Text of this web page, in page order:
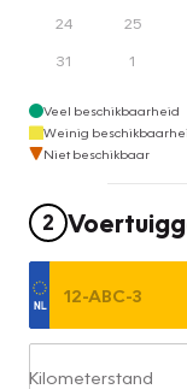
24
25
31
1
Veel beschikbaarheid
Weinig
Niet beschikbaar
2
Kilometerstand